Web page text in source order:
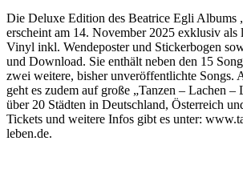
Die Deluxe Edition des Beatrice Egli Albums
erscheint am 14. November 2025 exklusiv
Vinyl inkl. Wendeposter und Stickerbogen
und Download. Sie enthält neben den 15
zwei weitere, bisher unveröffentlichte Songs.
geht es zudem auf große „Tanzen – Lachen –
über 20 Städten in Deutschland, Österreich
Tickets und weitere Infos gibt es unter:
leben.de.